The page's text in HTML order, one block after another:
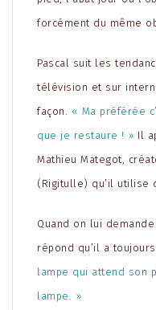
forcément du même
Pascal suit les
télévision et sur
façon. « Ma préférée
que je restaure ! » Il
Mathieu Mategot,
(Rigitulle) qu’il utilise
Quand on lui
répond qu’il a
lampe qui attend son
lampe. »